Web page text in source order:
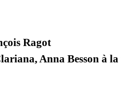
Ragot
Anna Besson à